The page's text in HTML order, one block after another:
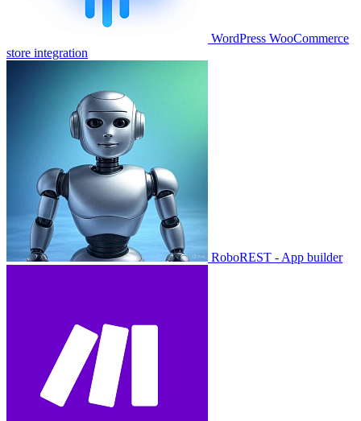
WordPress WooCommerce
store integration
RoboREST - App builder